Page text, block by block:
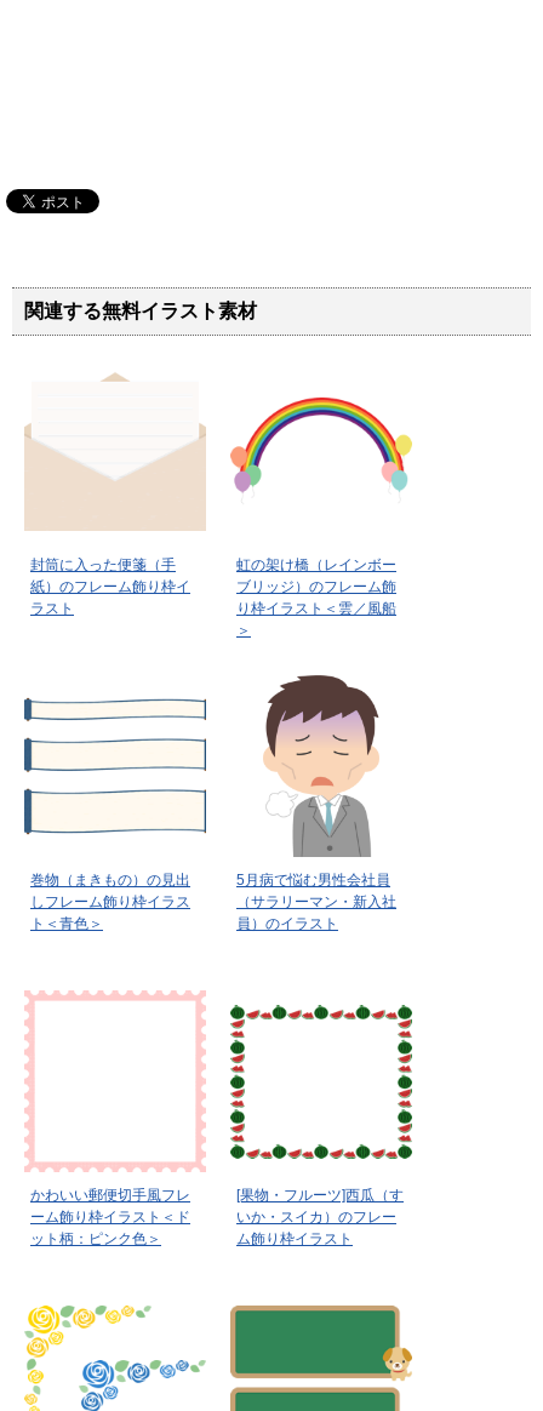
関連する無料イラスト素材
封筒に入った便箋（手
紙）のフレーム飾り枠イ
ラスト
虹の架け橋（レインボー
ブリッジ）のフレーム飾
り枠イラスト＜雲／風船
＞
巻物（まきもの）の見出
しフレーム飾り枠イラス
ト＜青色＞
5月病で悩む男性会社員
（サラリーマン・新入社
員）のイラスト
かわいい郵便切手風フレ
ーム飾り枠イラスト＜ド
ット柄：ピンク色＞
[果物・フルーツ]西瓜（す
いか・スイカ）のフレー
ム飾り枠イラスト